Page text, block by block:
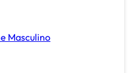
Masculino